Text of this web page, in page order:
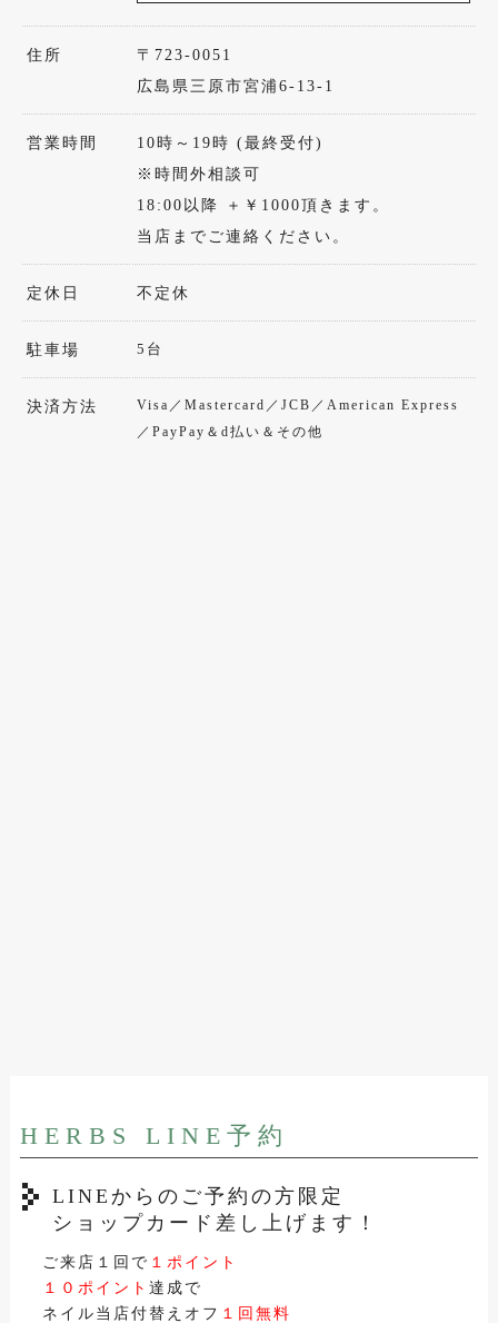
住所
〒723-0051
広島県三原市宮浦6-13-1
営業時間
10時～19時 (最終受付)
※時間外相談可
18:00以降 ＋￥1000頂きます。
当店までご連絡ください。
定休日 不定休
駐車場 5台
決済方法
Visa／Mastercard／JCB／American Express
／PayPay＆d払い＆その他
HERBS LINE予約
LINEからのご予約の方限定
ショップカード差し上げます！
ご来店１回で １ポイント
１０ポイント達成で
ネイル当店付替えオフ １回無料